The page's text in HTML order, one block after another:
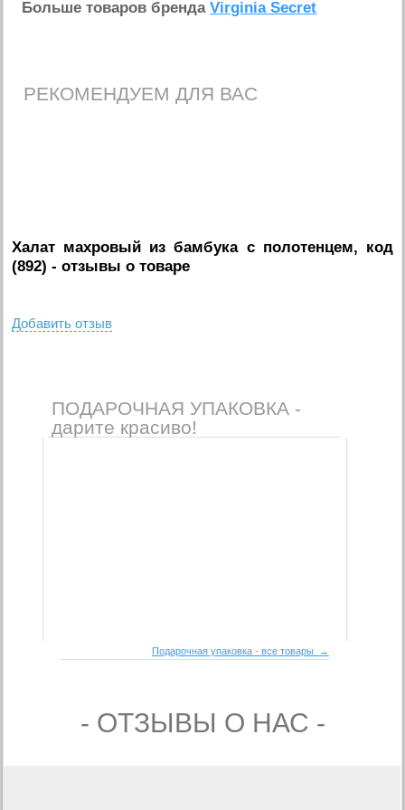
Больше товаров брендаVirginia Secret
РЕКОМЕНДУЕМ ДЛЯ ВАС
Халат махровый из бамбука с полотенцем, код
(892) - отзывы о товаре
Добавить отзыв
ПОДАРОЧНАЯ УПАКОВКА -
дарите красиво!
Подарочная упаковка - все товары →
- ОТЗЫВЫ О НАС -